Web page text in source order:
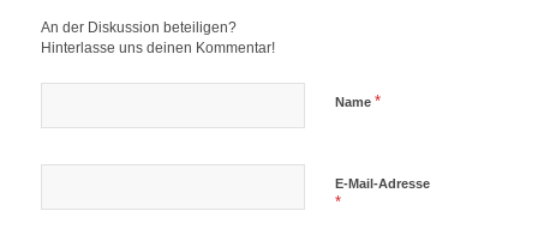
An der Diskussion beteiligen?
Hinterlasse uns deinen Kommentar!
Name *
E-Mail-Adresse
*